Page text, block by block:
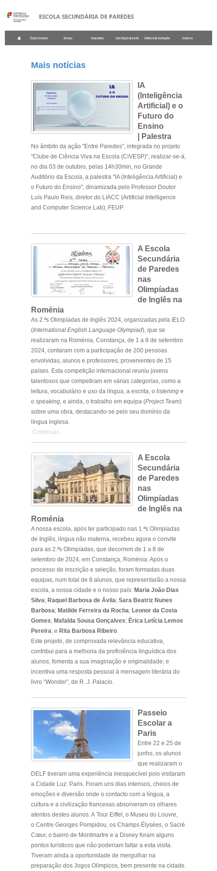
Mais notícias
IA
(Inteligência
Artificial) e o
Futuro do
Ensino
Palestra
No âmbito da ação "Entre Paredes", integrada no projeto
"Clube de Ciência Viva na Escola (CiVESP)", realizar-se-á,
no dia 03 de outubro, pelas 14h30min, no Grande
Auditório da Escola, a palestra "IA (Inteligência Artificial) e
o Futuro do Ensino", dinamizada pelo Professor Doutor
Luís Paulo Reis, diretor do LIACC (Artificial Intelligence
and Computer Science Lab), FEUP.
A Escola
Secundária
de Paredes
nas
Olimpíadas
de Inglês na
Roménia
As 2.ªs Olimpíadas de Inglês 2024, organizadas pela IELO
(International English Language Olympiad), que se
realizaram na Roménia, Constança, de 1 a 8 de setembro
2024, contaram com a participação de 200 pessoas
envolvidas, alunos e professores, provenientes de 15
países. Esta competição internacional reuniu jovens
talentosos que competiram em várias categorias, como a
leitura, vocabulário e uso da língua, a escrita, o listeninge
o speaking, e ainda, o trabalho em equipa (Project Team)
sobre uma obra, destacando-se pelo seu domínio da
língua inglesa.
Continuar...
A Escola
Secundária
de Paredes
nas
Olimpíadas
de Inglês na
Roménia
A nossa escola, após ter participado nas 1.ªs Olimpíadas
de Inglês, língua não materna, recebeu agora o convite
para as 2.ªs Olimpíadas, que decorrem de 1 a 8 de
setembro de 2024, em Constança, Roménia. Após o
processo de inscrição e seleção, foram formadas duas
equipas, num total de 8 alunos, que representarão a nossa
escola, a nossa cidade e o nosso país: Maria João Dias
Silva; Raquel Barbosa de Ávila; Sara Beatriz Nunes
Barbosa; Matilde Ferreira da Rocha; Leonor da Costa
Gomes; Mafalda Sousa Gonçalves; Érica Letícia Lemos
Pereira; e Rita Barbosa Ribeiro.
Este projeto, de comprovada relevância educativa,
contribui para a melhoria da proficiência linguística dos
alunos; fomenta a sua imaginação e originalidade; e
incentiva uma resposta pessoal à mensagem literária do
livro “Wonder”, de R. J. Palacio.
Passeio
Escolar a
Paris
Entre 22 e 25 de
junho, os alunos
que realizaram o
DELF tiveram uma experiência inesquecível pois visitaram
a Cidade Luz: Paris. Foram uns dias intensos, cheios de
emoções e diversão onde o contacto com a língua, a
cultura e a civilização francesas absorveram os olhares
atentos destes alunos. A Tour Eiffel , o Museu do Louvre
o Centre Georges Pompidou , os Champs Élysées, o Sacré
Cœur, o bairro de Montmartre e a Disneyforam alguns
pontos turísticos que não poderiam faltar a esta visita.
Tiveram ainda a oportunidade de mergulhar na
preparação dos Jogos Olímpicos, bem presente na cidade.